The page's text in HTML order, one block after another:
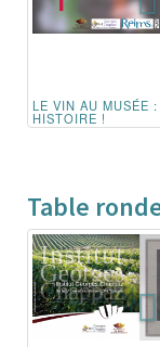
LE VIN AU MUSÉE
HISTOIRE !
Table